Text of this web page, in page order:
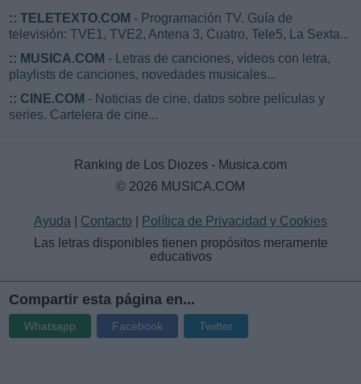
:: TELETEXTO.COM - Programación TV. Guía de
televisión: TVE1, TVE2, Antena 3, Cuatro, Tele5, La Sexta...
:: MUSICA.COM - Letras de canciones, vídeos con letra,
playlists de canciones, novedades musicales...
:: CINE.COM - Noticias de cine, datos sobre películas y
series. Cartelera de cine...
Ranking de Los Diozes - Musica.com
© 2026 MUSICA.COM
Ayuda Contacto
Política de Privacidad y Cookies
Las letras disponibles tienen propósitos meramente
educativos
Compartir esta página en...
Whatsapp Facebook Twitter